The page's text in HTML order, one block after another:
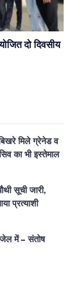
दो दिवसीय
मिले ग्रेनेड व
का भी इस्तेमाल
सूची जारी,
प्रत्याशी
में – संतोष